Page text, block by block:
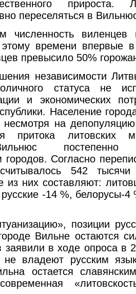
прироста.
переселяться в
численность виленцев
времени впервые в
превысило 50%
независимости
статуса не
и экономических
Население
на
притока литовских
постепенно
городов. Согласно
542
из них составляют:
-14 %, белорусы-4
позиции
Вильне остаются
в ходе опроса в
не владеют русским
остается